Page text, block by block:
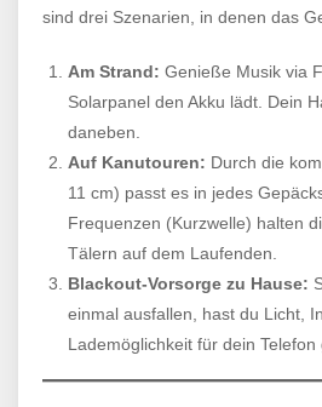
sind drei Szenarien, in denen das
Am Strand: Genieße Musik via
Solarpanel den Akku lädt. Dein
daneben.
Auf Kanutouren: Durch die
11 cm) passt es in jedes
Frequenzen (Kurzwelle) halten
Tälern auf dem Laufenden.
Blackout-Vorsorge zu Hause:
einmal ausfallen, hast du Licht,
Lademöglichkeit für dein Telefon